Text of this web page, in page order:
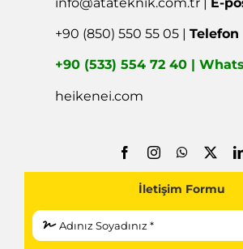
+90 (850) 550 55 05 |Telefon
+90 (533) 554 72 40 |
heikenei.com
İletişim Formu